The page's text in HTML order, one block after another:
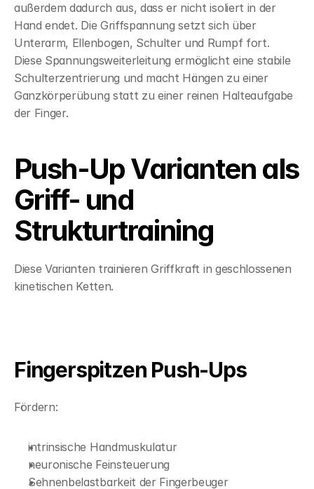
außerdem dadurch aus, dass er nicht isoliert in der
Hand endet. Die Griffspannung setzt sich über
Unterarm, Ellenbogen, Schulter und Rumpf fort.
Diese Spannungsweiterleitung ermöglicht eine stabile
Schulterzentrierung und macht Hängen zu einer
Ganzkörperübung statt zu einer reinen Halteaufgabe
der Finger.
Push-Up Varianten als
Griff- und
Strukturtraining
Diese Varianten trainieren Griffkraft in geschlossenen
kinetischen Ketten.
Fingerspitzen Push-Ups
Fördern:
intrinsische Handmuskulatur
neuronische Feinsteuerung
Sehnenbelastbarkeit der Fingerbeuger